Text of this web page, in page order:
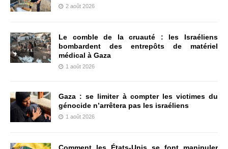
2 août 2026
Le comble de la cruauté : les Israéliens
bombardent des entrepôts de matériel
médical à Gaza
1 août 2026
Gaza : se limiter à compter les victimes du
génocide n’arrêtera pas les israéliens
1 août 2026